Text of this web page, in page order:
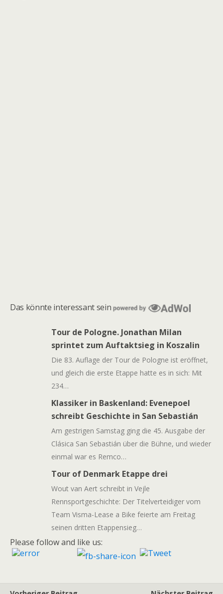
Das könnte interessant sein
Tour de Pologne. Jonathan Milan
sprintet zum Auftaktsieg in Koszalin
Die 83. Auflage der Tour de Pologne ist eröffnet,
und gleich die erste Etappe hatte es in sich: Mit
234…
Klassiker in Baskenland: Evenepoel
schreibt Geschichte in San Sebastián
Am gestrigen Samstag ging die 45. Ausgabe der
Clásica San Sebastián über die Bühne, und wieder
einmal war es Remco…
Tour of Denmark Etappe drei
Wout van Aert schreibt in Vejle
Rennsportgeschichte: Der Titelverteidiger vom
Team Visma-Lease a Bike feierte am Freitag
seinen dritten Etappensieg…
Please follow and like us: